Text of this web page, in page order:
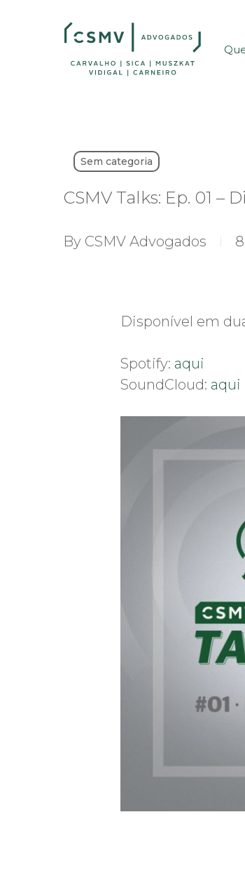
Sem categoria
CSMV Talks: Ep. 01
By CSMV Advogados
Disponível em
Spotify: aqui
SoundCloud: aqui